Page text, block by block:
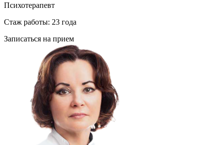
Психотерапевт
Стаж работы: 23 года
Записаться на прием